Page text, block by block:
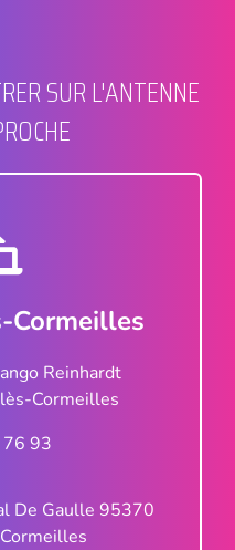
SUR L'ANTENNE
Cormeilles
Reinhardt
Cormeilles
93
De Gaulle 95370